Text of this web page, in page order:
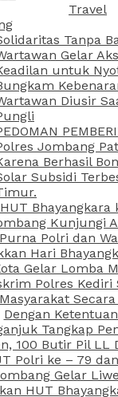
Travel
Tanpa
Gelar
untuk
Diusir
Jombang
Berhasil
Subsidi
Bhayangkara
Kunjungi
Purna Polri dan
Hari
Gelar Lomba
Polres Kediri
Dengan
Tangkap
100 Butir Pil LL
Polri ke – 79
Gelar
HUT